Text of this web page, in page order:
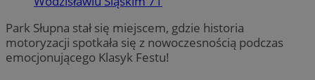
Park Słupna stał się miejscem, gdzie historia
motoryzacji spotkała się z nowoczesnością podczas
emocjonującego Klasyk Festu!